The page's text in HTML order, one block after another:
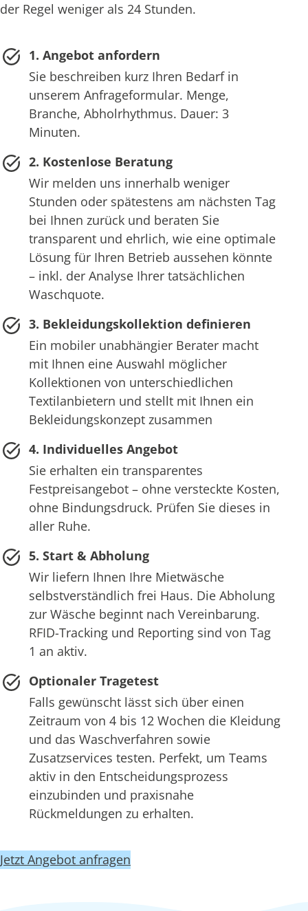
der Regel weniger als 24 Stunden.
1. Angebot anfordern
Sie beschreiben kurz Ihren Bedarf in
unserem Anfrageformular. Menge,
Branche, Abholrhythmus. Dauer: 3
Minuten.
2. Kostenlose Beratung
Wir melden uns innerhalb weniger
Stunden oder spätestens am nächsten Tag
bei Ihnen zurück und beraten Sie
transparent und ehrlich, wie eine optimale
Lösung für Ihren Betrieb aussehen könnte
– inkl. der Analyse Ihrer tatsächlichen
Waschquote.
3. Bekleidungskollektion definieren
Ein mobiler unabhängier Berater macht
mit Ihnen eine Auswahl möglicher
Kollektionen von unterschiedlichen
Textilanbietern und stellt mit Ihnen ein
Bekleidungskonzept zusammen
4. Individuelles Angebot
Sie erhalten ein transparentes
Festpreisangebot – ohne versteckte Kosten,
ohne Bindungsdruck. Prüfen Sie dieses in
aller Ruhe.
5. Start & Abholung
Wir liefern Ihnen Ihre Mietwäsche
selbstverständlich frei Haus. Die Abholung
zur Wäsche beginnt nach Vereinbarung.
RFID-Tracking und Reporting sind von Tag
1 an aktiv.
Optionaler Tragetest
Falls gewünscht lässt sich über einen
Zeitraum von 4 bis 12 Wochen die Kleidung
und das Waschverfahren sowie
Zusatzservices testen. Perfekt, um Teams
aktiv in den Entscheidungsprozess
einzubinden und praxisnahe
Rückmeldungen zu erhalten.
Jetzt Angebot anfragen